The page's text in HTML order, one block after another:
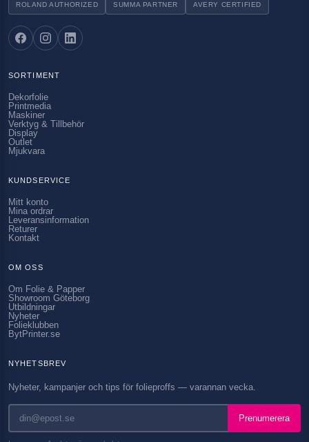
ROLAND AUTHORIZED SUMMA PARTNER AVERY CERTIFIED
SORTIMENT
Dekorfolie
Printmedia
Maskiner
Verktyg & Tillbehör
Display
Outlet
Mjukvara
KUNDSERVICE
Mitt konto
Mina ordrar
Leveransinformation
Returer
Kontakt
OM OSS
Om Folie & Papper
Showroom Göteborg
Utbildningar
Nyheter
Folieklubben
BytPrinter.se
NYHETSBREV
Nyheter, kampanjer och tips för folieproffs — varannan vecka.
Prenumerera